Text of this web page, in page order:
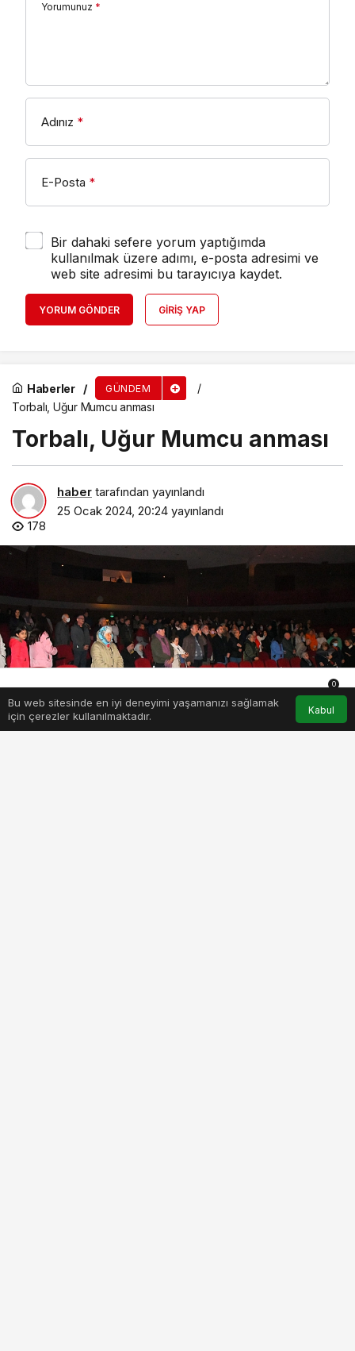
Yorumunuz *
Adınız *
E-Posta *
Bir dahaki sefere yorum yaptığımda
kullanılmak üzere adımı, e-posta adresimi ve
web site adresimi bu tarayıcıya kaydet.
YORUM GÖNDER GIRIŞ YAP
Haberler GÜNDEM
Torbalı, Uğur Mumcu anması
Torbalı, Uğur Mumcu anması
haber tarafından yayınlandı
25 Ocak 2024, 20:24 yayınlandı
178
Bu web sitesinde en iyi deneyimi yaşamanızı sağlamak
için çerezler kullanılmaktadır.
Kabul
Anasayfa Akış Hesabım Bildirimler
0